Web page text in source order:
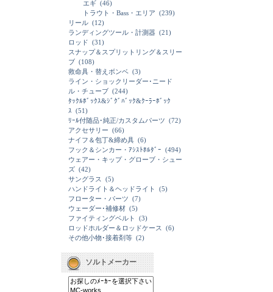
エギ (46)
トラウト・Bass・エリア (239)
リール (12)
ランディングツール・計測器 (21)
ロッド (31)
スナップ＆スプリットリング＆スリー
ブ (108)
救命具・替えボンベ (3)
ライン・ショックリーダー･ニード
ル・チューブ (244)
ﾀｯｸﾙﾎﾞｯｸｽ&ｼﾞｸﾞﾊﾞｯｸ&ｸｰﾗｰﾎﾞｯｸ
ｽ (51)
ﾘｰﾙ付随品･純正/カスタムパーツ (72)
アクセサリー (66)
ナイフ＆包丁&締め具 (6)
フック＆シンカー・ｱｼｽﾄﾎﾙﾀﾞｰ (494)
ウェアー・キップ・グローブ・シュー
ズ (42)
サングラス
(5)
ハンドライト＆ヘッドライト
(5)
フローター・パーツ (7)
ウェーダー･補修材 (5)
ファイティングベルト
(3)
ロッドホルダー＆ロッドケース
(6)
その他小物･接着剤等 (2)
ソルトメーカー